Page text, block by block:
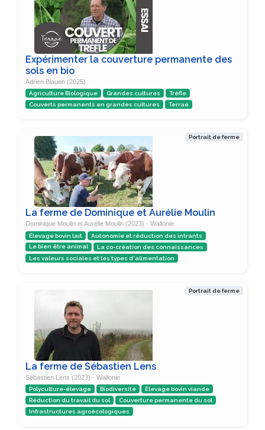
Expérimenter la couverture permanente des
sols en bio
Adrien Blauen (2025)
Agriculture Biologique Grandes cultures
Trèfle
Couverts permanents en grandes cultures
Terraé
Portrait de ferme
La ferme de Dominique et Aurélie Moulin
Dominique Moulin et Aurélie Moulin (2023) - Wallonie
Élevage bovin lait
Autonomie et réduction des intrants
Le bien être animal
La co-création des connaissances
Les valeurs sociales et les types d'alimentation
Portrait de ferme
La ferme de Sébastien Lens
Sébastien Lens (2023) - Wallonie
Polyculture-élevage Biodiversité
Élevage bovin viande
Réduction du travail du sol
Couverture permanente du sol
Infrastructures agroécologiques